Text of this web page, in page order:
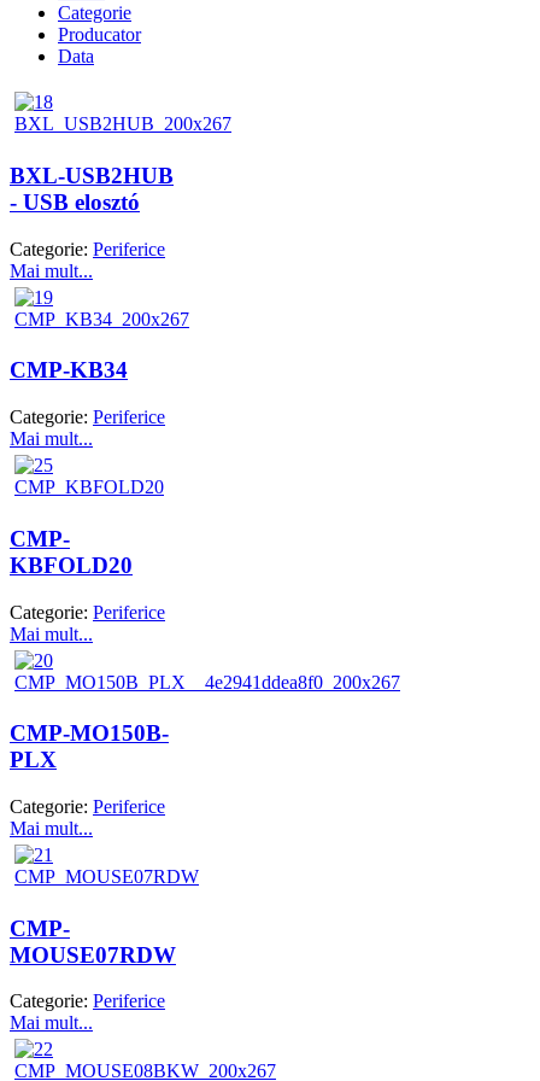
Categorie
Producator
Data
BXL-USB2HUB
- USB elosztó
Categorie: Periferice
Mai mult...
CMP-KB34
Categorie: Periferice
Mai mult...
CMP-
KBFOLD20
Categorie: Periferice
Mai mult...
CMP-MO150B-
PLX
Categorie: Periferice
Mai mult...
CMP-
MOUSE07RDW
Categorie: Periferice
Mai mult...